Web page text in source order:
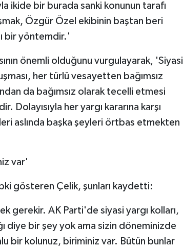
ikide bir burada sanki konunun tarafı
Özgür Özel ekibinin baştan beri
bir yöntemdir.'
önemli olduğunu vurgulayarak, 'Siyasi
her türlü vesayetten bağımsız
da bağımsız olarak tecelli etmesi
Dolayısıyla her yargı kararına karşı
aslında başka şeyleri örtbas etmekten
var'
gösteren Çelik, şunları kaydetti:
gerekir. AK Parti'de siyasi yargı kolları,
diye bir şey yok ama sizin döneminizde
bir kolunuz, biriminiz var. Bütün bunlar